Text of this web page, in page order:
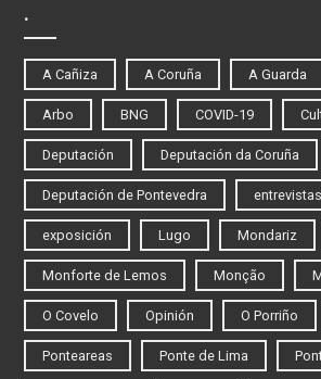
.
A Cañiza A Coruña A Guarda
Arbo BNG COVID-19
Deputación Deputación da Coruña
Deputación de Pontevedra entrevistas
exposición Lugo Mondariz
Monforte de Lemos Monção
O Covelo Opinión O Porriño
Ponteareas Ponte de Lima